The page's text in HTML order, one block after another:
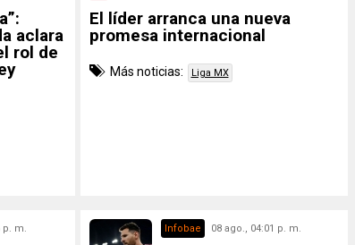
aclara
rol de
El líder arranca una nueva
promesa internacional
Más noticias: Liga MX
p. m. Infobae 08 ago., 04:01 p. m.